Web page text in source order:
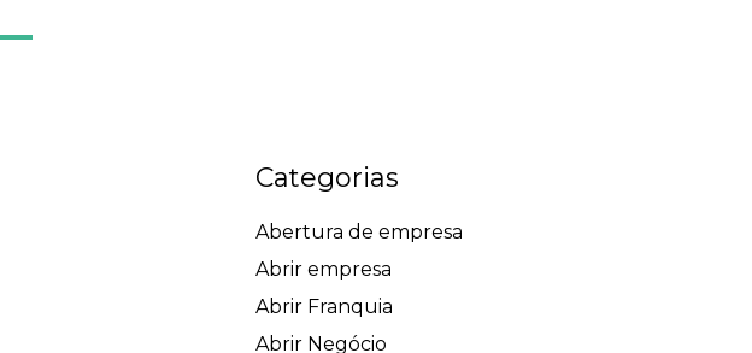
Categorias
Abertura de empresa
Abrir empresa
Abrir Franquia
Abrir Negócio